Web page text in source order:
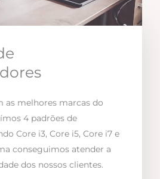
as melhores marcas do
4 padrões de
Core i3, Core i5, Core i7 e
conseguimos atender a
dos nossos clientes.